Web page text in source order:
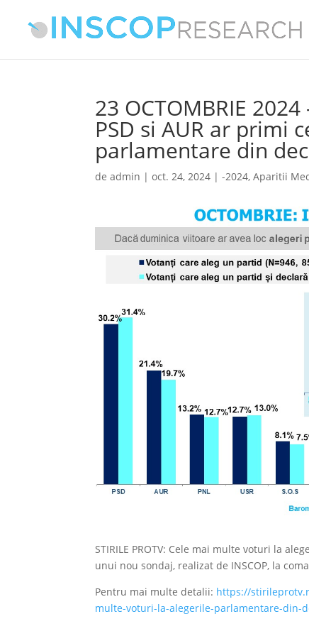
23 OCTOMBRIE 2024
PSD si AUR ar primi
parlamentare din
deadmin |oct. 24, 2024 |-2024,Aparitii
STIRILE PROTV: Cele mai multe voturi la
unui nou sondaj, realizat de INSCOP, la
Pentru mai multe detalii: https://
multe-voturi-la-alegerile-parlamentare-din-